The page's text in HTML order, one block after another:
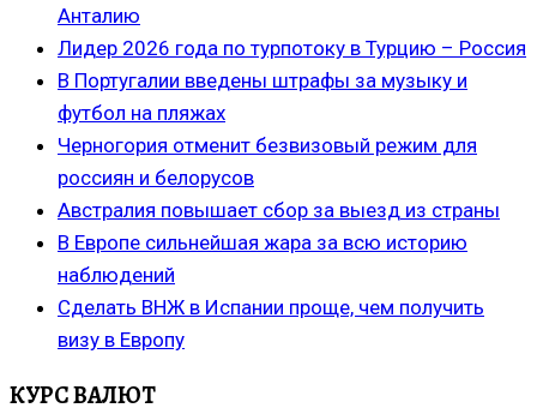
Анталию
Лидер 2026 года по турпотоку в Турцию – Россия
В Португалии введены штрафы за музыку и
футбол на пляжах
Черногория отменит безвизовый режим для
россиян и белорусов
Австралия повышает сбор за выезд из страны
В Европе сильнейшая жара за всю историю
наблюдений
Сделать ВНЖ в Испании проще, чем получить
визу в Европу
КУРС ВАЛЮТ